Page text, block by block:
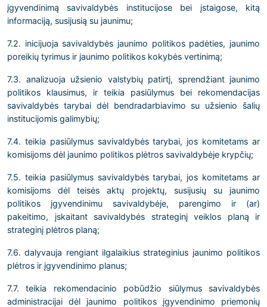
įgyvendinimą savivaldybės institucijose bei įstaigose, kitą
informaciją, susijusią su jaunimu;
7.2. inicijuoja savivaldybės jaunimo politikos padėties, jaunimo
poreikių tyrimus ir jaunimo politikos kokybės vertinimą;
7.3. analizuoja užsienio valstybių patirtį, sprendžiant jaunimo
politikos klausimus, ir teikia pasiūlymus bei rekomendacijas
savivaldybės tarybai dėl bendradarbiavimo su užsienio šalių
institucijomis galimybių;
7.4. teikia pasiūlymus savivaldybės tarybai, jos komitetams ar
komisijoms dėl jaunimo politikos plėtros savivaldybėje krypčių;
7.5. teikia pasiūlymus savivaldybės tarybai, jos komitetams ar
komisijoms dėl teisės aktų projektų, susijusių su jaunimo
politikos įgyvendinimu savivaldybėje, parengimo ir (ar)
pakeitimo, įskaitant savivaldybės strateginį veiklos planą ir
strateginį plėtros planą;
7.6. dalyvauja rengiant ilgalaikius strateginius jaunimo politikos
plėtros ir įgyvendinimo planus;
7.7. teikia rekomendacinio pobūdžio siūlymus savivaldybės
administracijai dėl jaunimo politikos įgyvendinimo priemonių